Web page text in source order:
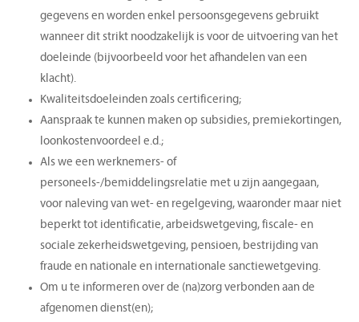
gegevens en worden enkel persoonsgegevens gebruikt
wanneer dit strikt noodzakelijk is voor de uitvoering van het
doeleinde (bijvoorbeeld voor het afhandelen van een
klacht).
Kwaliteitsdoeleinden zoals certificering;
Aanspraak te kunnen maken op subsidies, premiekortingen,
loonkostenvoordeel e.d.;
Als we een werknemers- of
personeels-/bemiddelingsrelatie met u zijn aangegaan,
voor naleving van wet- en regelgeving, waaronder maar niet
beperkt tot identificatie, arbeidswetgeving, fiscale- en
sociale zekerheidswetgeving, pensioen, bestrijding van
fraude en nationale en internationale sanctiewetgeving.
Om u te informeren over de (na)zorg verbonden aan de
afgenomen dienst(en);